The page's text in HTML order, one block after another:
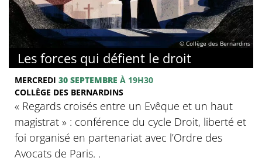
© Collège des Bernardins
Les forces qui défient le droit
MERCREDI 30 SEPTEMBRE À 19H30
COLLÈGE DES BERNARDINS
« Regards croisés entre un Evêque et un haut
magistrat » : conférence du cycle Droit, liberté et
foi organisé en partenariat avec l’Ordre des
Avocats de Paris. .